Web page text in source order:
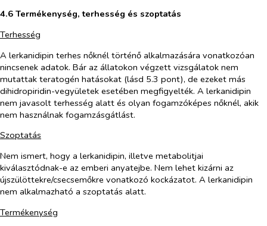
4.6 Termékenység, terhesség és szoptatás
Terhesség
A lerkanidipin terhes nőknél történő alkalmazására vonatkozóan
nincsenek adatok. Bár az állatokon végzett vizsgálatok nem
mutattak teratogén hatásokat (lásd 5.3 pont), de ezeket más
dihidropiridin-vegyületek esetében megfigyelték. A lerkanidipin
nem javasolt terhesség alatt és olyan fogamzóképes nőknél, akik
nem használnak fogamzásgátlást.
Szoptatás
Nem ismert, hogy a lerkanidipin, illetve metabolitjai
kiválasztódnak-e az emberi anyatejbe. Nem lehet kizárni az
újszülöttekre/csecsemőkre vonatkozó kockázatot. A lerkanidipin
nem alkalmazható a szoptatás alatt.
Termékenység